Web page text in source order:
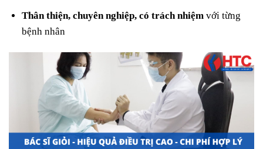
Thân thiện, chuyên nghiệp, có trách nhiệm với từng
bệnh nhân